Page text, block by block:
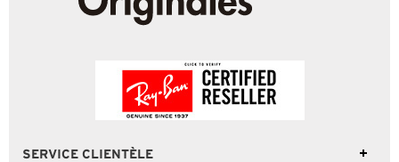
SERVICE CLIENTÈLE